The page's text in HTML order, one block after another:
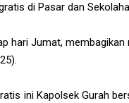
di Pasar dan
hari Jumat,
ini Kapolsek Gurah